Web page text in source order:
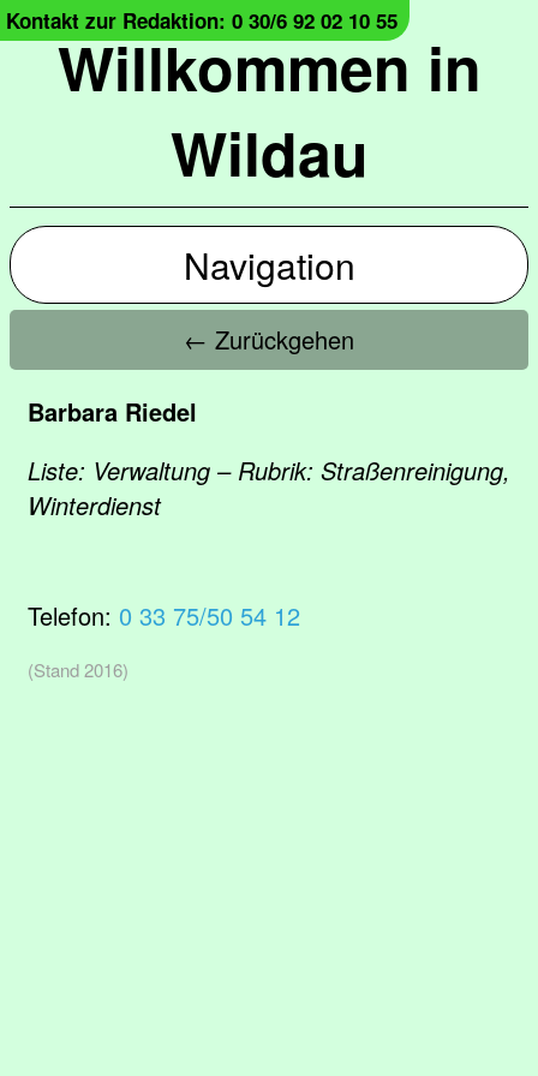
Willkommen in
Wildau
Kontakt zur Redaktion: 0 30/6 92 02 10 55
Navigation
← Zurückgehen
Barbara Riedel
Liste: Verwaltung – Rubrik: Straßenreinigung,
Winterdienst
Telefon: 0 33 75/50 54 12
(Stand 2016)